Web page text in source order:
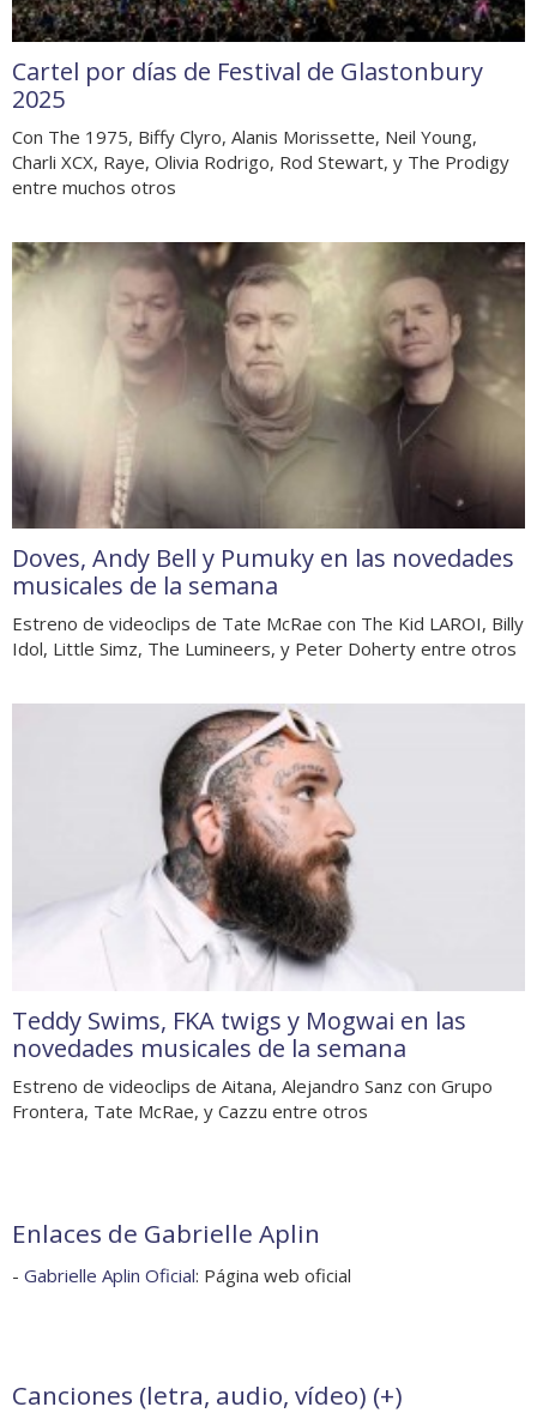
Cartel por días de Festival de Glastonbury
2025
Con The 1975, Biffy Clyro, Alanis Morissette, Neil Young,
Charli XCX, Raye, Olivia Rodrigo, Rod Stewart, y The Prodigy
entre muchos otros
Doves, Andy Bell y Pumuky en las novedades
musicales de la semana
Estreno de videoclips de Tate McRae con The Kid LAROI, Billy
Idol, Little Simz, The Lumineers, y Peter Doherty entre otros
Teddy Swims, FKA twigs y Mogwai en las
novedades musicales de la semana
Estreno de videoclips de Aitana, Alejandro Sanz con Grupo
Frontera, Tate McRae, y Cazzu entre otros
Enlaces de Gabrielle Aplin
- Gabrielle Aplin Oficial: Página web oficial
Canciones (letra, audio, vídeo) (+)